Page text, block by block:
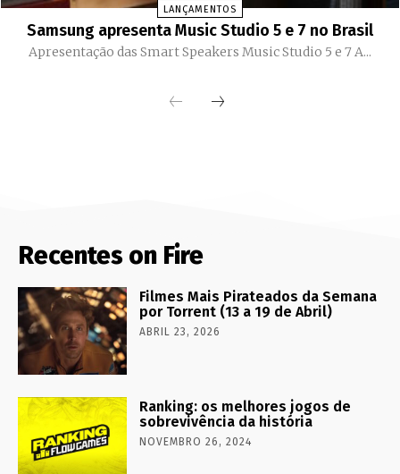
LANÇAMENTOS
Samsung apresenta Music Studio 5 e 7 no Brasil
Apresentação das Smart Speakers Music Studio 5 e 7 A...
Recentes on Fire
Filmes Mais Pirateados da Semana
por Torrent (13 a 19 de Abril)
ABRIL 23, 2026
Ranking: os melhores jogos de
sobrevivência da história
NOVEMBRO 26, 2024